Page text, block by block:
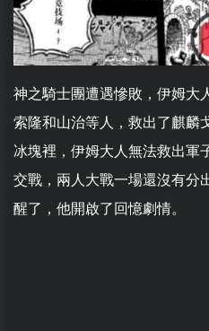
神之騎士團遭遇慘敗，伊姆大
索隆和山治等人，救出了麒麟
冰塊裡，伊姆大人無法救出軍
交戰，兩人大戰一場還沒有分
醒了，他開啟了回憶劇情。